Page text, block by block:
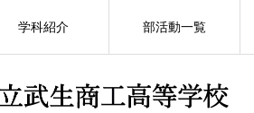
学科紹介 部活動一覧